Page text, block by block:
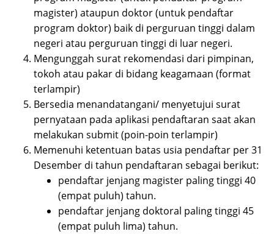
magister) ataupun doktor (untuk pendaftar
program doktor) baik di perguruan tinggi dalam
negeri atau perguruan tinggi di luar negeri.
Mengunggah surat rekomendasi dari pimpinan,
tokoh atau pakar di bidang keagamaan (format
terlampir)
Bersedia menandatangani/ menyetujui surat
pernyataan pada aplikasi pendaftaran saat akan
melakukan submit (poin-poin terlampir)
Memenuhi ketentuan batas usia pendaftar per 31
Desember di tahun pendaftaran sebagai berikut:
pendaftar jenjang magister paling tinggi 40
(empat puluh) tahun.
pendaftar jenjang doktoral paling tinggi 45
(empat puluh lima) tahun.